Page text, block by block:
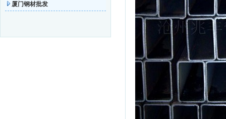
厦门钢材批发